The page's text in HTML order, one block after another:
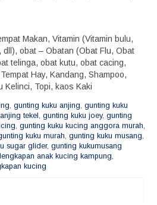
Makan, Vitamin (Vitamin bulu,
dll), obat – Obatan (Obat Flu, Obat
telinga, obat kutu, obat cacing,
Hay, Kandang, Shampoo,
Kelinci, Topi, kaos Kaki
gunting kuku anjing gunting kuku
tekel gunting kuku joey, gunting
gunting kuku kucing anggora murah
kuku murah gunting kuku musang
sugar glider, gunting kukumusang
anak kucing kampung
kucing